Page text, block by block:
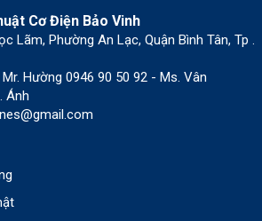
Cơ Điện Bảo Vinh
Lãm, Phường An Lạc, Quận Bình Tân, Tp .
Hường 0946 90 50 92 - Ms. Vân
Ánh